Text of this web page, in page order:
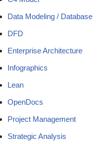
Data Modeling / Database
DFD
Enterprise Architecture
Infographics
Lean
OpenDocs
Project Management
Strategic Analysis